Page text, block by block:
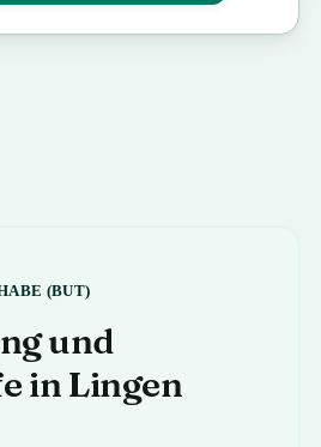
(BUT)
und
inLingen